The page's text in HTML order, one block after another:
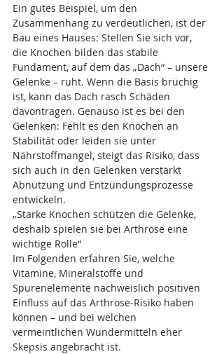
Ein gutes Beispiel, um den
Zusammenhang zu verdeutlichen, ist der
Bau eines Hauses: Stellen Sie sich vor,
die Knochen bilden das stabile
Fundament, auf dem das „Dach“ – unsere
Gelenke – ruht. Wenn die Basis brüchig
ist, kann das Dach rasch Schäden
davontragen. Genauso ist es bei den
Gelenken: Fehlt es den Knochen an
Stabilität oder leiden sie unter
Nährstoffmangel, steigt das Risiko, dass
sich auch in den Gelenken verstärkt
Abnutzung und Entzündungsprozesse
entwickeln.
„Starke Knochen schützen die Gelenke,
deshalb spielen sie bei Arthrose eine
wichtige Rolle“
Im Folgenden erfahren Sie, welche
Vitamine, Mineralstoffe und
Spurenelemente nachweislich positiven
Einfluss auf das Arthrose-Risiko haben
können – und bei welchen
vermeintlichen Wundermitteln eher
Skepsis angebracht ist.